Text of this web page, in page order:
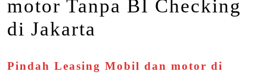
motor Tanpa BI Checking
di Jakarta
Pindah Leasing Mobil dan motor di